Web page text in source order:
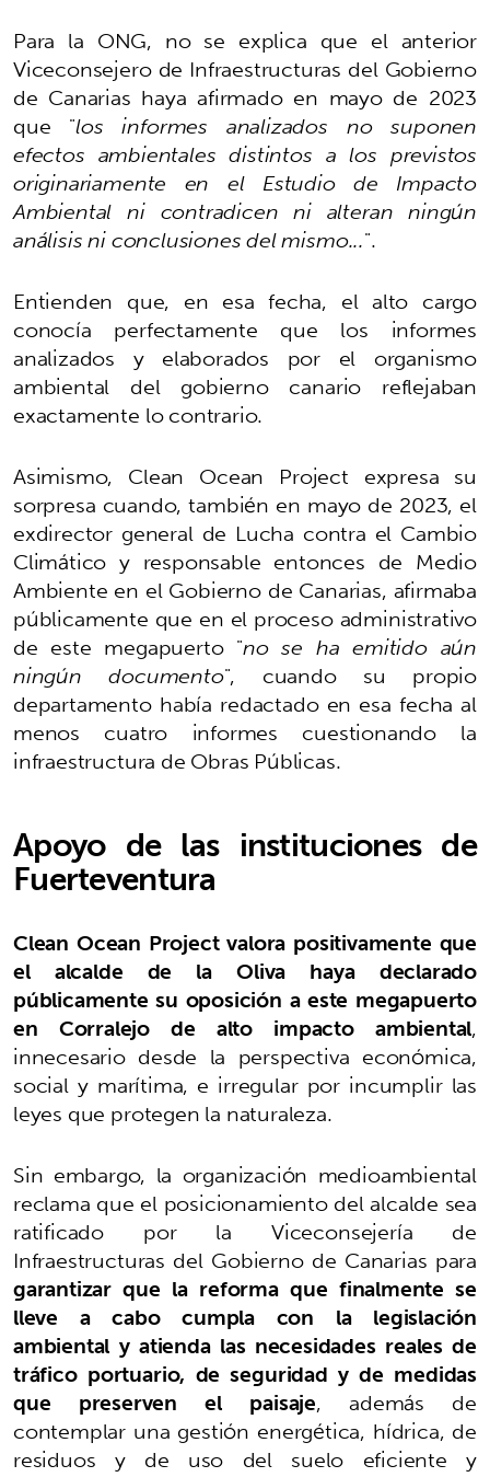
Para la ONG, no se explica que el anterior
Viceconsejero de Infraestructuras del Gobierno
de Canarias haya afirmado en mayo de 2023
que "los informes analizados no suponen
efectos ambientales distintos a los previstos
originariamente en el Estudio de Impacto
Ambiental ni contradicen ni alteran ningún
análisis ni conclusiones del mismo...".
Entienden que, en esa fecha, el alto cargo
conocía perfectamente que los informes
analizados y elaborados por el organismo
ambiental del gobierno canario reflejaban
exactamente lo contrario.
Asimismo, Clean Ocean Project expresa su
sorpresa cuando, también en mayo de 2023, el
exdirector general de Lucha contra el Cambio
Climático y responsable entonces de Medio
Ambiente en el Gobierno de Canarias, afirmaba
públicamente que en el proceso administrativo
de este megapuerto "no se ha emitido aún
ningún documento", cuando su propio
departamento había redactado en esa fecha al
menos cuatro informes cuestionando la
infraestructura de Obras Públicas.
Apoyo de las instituciones de
Fuerteventura
Clean Ocean Project valora positivamente que
el alcalde de la Oliva haya declarado
públicamente su oposición a este megapuerto
en Corralejo de alto impacto ambiental,
innecesario desde la perspectiva económica,
social y marítima, e irregular por incumplir las
leyes que protegen la naturaleza.
Sin embargo, la organización medioambiental
reclama que el posicionamiento del alcalde sea
ratificado por la Viceconsejería de
Infraestructuras del Gobierno de Canarias para
garantizar que la reforma que finalmente se
lleve a cabo cumpla con la legislación
ambiental y atienda las necesidades reales de
tráfico portuario, de seguridad y de medidas
que preserven el paisaje, además de
contemplar una gestión energética, hídrica, de
residuos y de uso del suelo eficiente y